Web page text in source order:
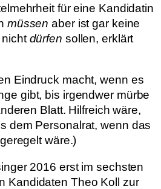
für eine Kandidatin
müssen aber ist gar keine
dürfen sollen, erklärt
Eindruck macht, wenn es
gibt, bis irgendwer mürbe
Blatt. Hilfreich wäre,
dem Personalrat, wenn das
wäre.)
2016 erst im sechsten
Kandidaten Theo Koll zur